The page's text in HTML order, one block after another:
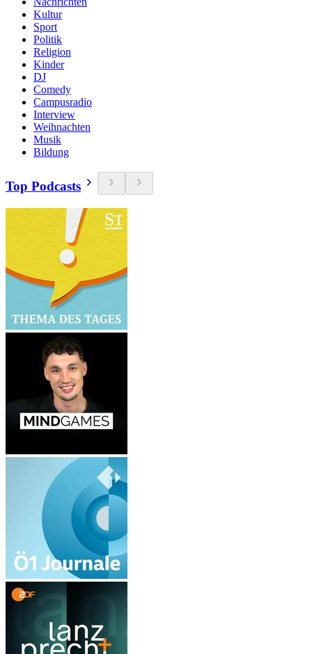
Kultur
Sport
Politik
Religion
Kinder
DJ
Comedy
Campusradio
Interview
Weihnachten
Musik
Bildung
Top Podcasts